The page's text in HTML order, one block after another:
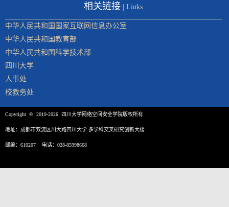
相关链接 | Links
中华人民共和国国家互联网信息办公室
中华人民共和国教育部
中华人民共和国科学技术部
四川大学
人事处
校教务处
Copyright © 2019-2026 四川大学网络空间安全学院版权所有
地址：成都市双流区川大路四川大学 多学科交叉研究创新大楼
邮编：610207 电话：028-85998668